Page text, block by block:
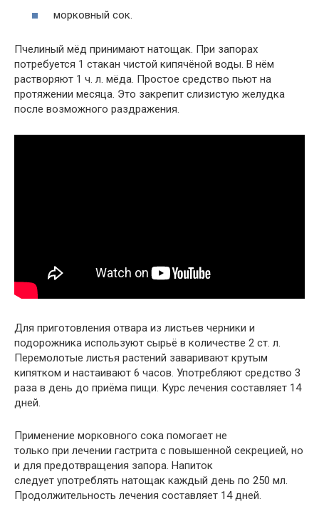
морковный сок.
Пчелиный мёд принимают натощак. При запорах
потребуется 1 стакан чистой кипячёной воды. В нём
растворяют 1 ч. л. мёда. Простое средство пьют на
протяжении месяца. Это закрепит слизистую желудка
после возможного раздражения.
Для приготовления отвара из листьев черники и
подорожника используют сырьё в количестве 2 ст. л.
Перемолотые листья растений заваривают крутым
кипятком и настаивают 6 часов. Употребляют средство 3
раза в день до приёма пищи. Курс лечения составляет 14
дней.
Применение морковного сока помогает не
только при лечении гастрита с повышенной секрецией, но
и для предотвращения запора. Напиток
следует употреблять натощак каждый день по 250 мл.
Продолжительность лечения составляет 14 дней.